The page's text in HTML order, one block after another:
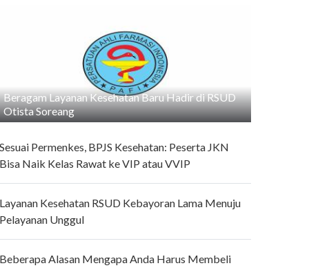
Beragam Layanan Kesehatan Baru Hadir di RSUD
Otista Soreang
Permenkes, BPJS Kesehatan: Peserta JKN
Naik Kelas Rawat ke VIP atau VVIP
Kesehatan RSUD Kebayoran Lama Menuju
Unggul
Alasan Mengapa Anda Harus Membeli